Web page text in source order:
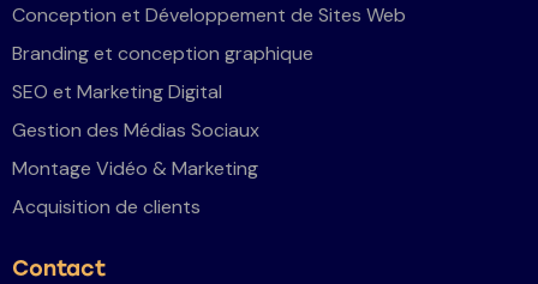
Conception et Développement de Sites Web
Branding et conception graphique
SEO et Marketing Digital
Gestion des Médias Sociaux
Montage Vidéo & Marketing
Acquisition de clients
Contact